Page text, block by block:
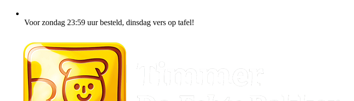
Voor zondag 23:59 uur besteld, dinsdag vers op tafel!